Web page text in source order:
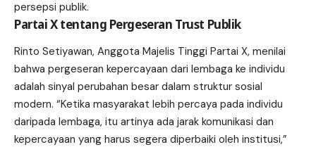
persepsi publik.
Partai X tentang Pergeseran Trust Publik
Rinto Setiyawan, Anggota Majelis Tinggi Partai X, menilai
bahwa pergeseran kepercayaan dari lembaga ke individu
adalah sinyal perubahan besar dalam struktur sosial
modern. “Ketika masyarakat lebih percaya pada individu
daripada lembaga, itu artinya ada jarak komunikasi dan
kepercayaan yang harus segera diperbaiki oleh institusi,”